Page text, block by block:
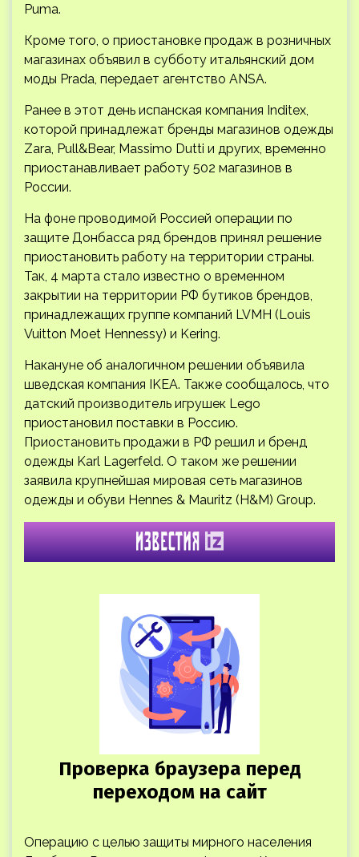
Puma.
Кроме того, о приостановке продаж в розничных
магазинах объявил в субботу итальянский дом
моды Prada, передает агентство ANSA.
Ранее в этот день испанская компания Inditex,
которой принадлежат бренды магазинов одежды
Zara, Pull&Bear, Massimo Dutti и других, временно
приостанавливает работу 502 магазинов в
России.
На фоне проводимой Россией операции по
защите Донбасса ряд брендов принял решение
приостановить работу на территории страны.
Так, 4 марта стало известно о временном
закрытии на территории РФ бутиков брендов,
принадлежащих группе компаний LVMH (Louis
Vuitton Moet Hennessy) и Kering.
Накануне об аналогичном решении объявила
шведская компания IKEA. Также сообщалось, что
датский производитель игрушек Lego
приостановил поставки в Россию.
Приостановить продажи в РФ решил и бренд
одежды Karl Lagerfeld. О таком же решении
заявила крупнейшая мировая сеть магазинов
одежды и обуви Hennes & Mauritz (H&M) Group.
Операцию с целью защиты мирного населения